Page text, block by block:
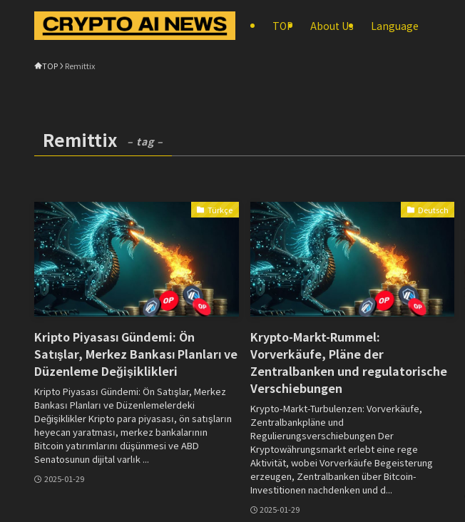
TOP About Us Language
TOP Remittix
Remittix – tag –
Türkçe
Kripto Piyasası Gündemi: Ön
Satışlar, Merkez Bankası Planları ve
Düzenleme Değişiklikleri
Kripto Piyasası Gündemi: Ön Satışlar, Merkez
Bankası Planları ve Düzenlemelerdeki
Değişiklikler Kripto para piyasası, ön satışların
heyecan yaratması, merkez bankalarının
Bitcoin yatırımlarını düşünmesi ve ABD
Senatosunun dijital varlık ...
2025-01-29
Deutsch
Krypto-Markt-Rummel:
Vorverkäufe, Pläne der
Zentralbanken und regulatorische
Verschiebungen
Krypto-Markt-Turbulenzen: Vorverkäufe,
Zentralbankpläne und
Regulierungsverschiebungen Der
Kryptowährungsmarkt erlebt eine rege
Aktivität, wobei Vorverkäufe Begeisterung
erzeugen, Zentralbanken über Bitcoin-
Investitionen nachdenken und d...
2025-01-29